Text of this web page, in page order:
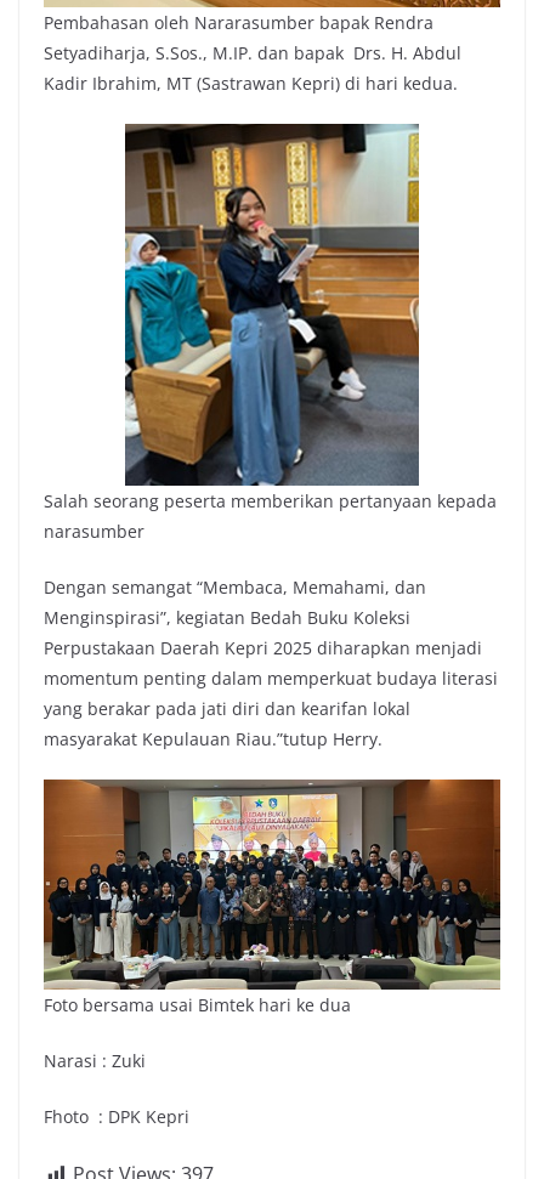
Pembahasan oleh Nararasumber bapak Rendra
Setyadiharja, S.Sos., M.IP. dan bapak Drs. H. Abdul
Kadir Ibrahim, MT (Sastrawan Kepri) di hari kedua.
Salah seorang peserta memberikan pertanyaan kepada
narasumber
Dengan semangat “Membaca, Memahami, dan
Menginspirasi”, kegiatan Bedah Buku Koleksi
Perpustakaan Daerah Kepri 2025 diharapkan menjadi
momentum penting dalam memperkuat budaya literasi
yang berakar pada jati diri dan kearifan lokal
masyarakat Kepulauan Riau.”tutup Herry.
Foto bersama usai Bimtek hari ke dua
Narasi : Zuki
Fhoto : DPK Kepri